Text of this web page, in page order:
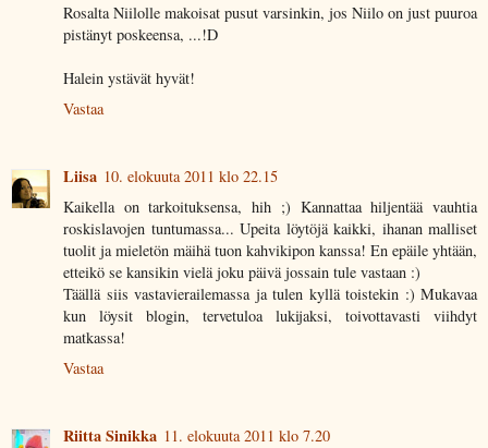
Rosalta Niilolle makoisat pusut varsinkin, jos Niilo on just puuroa
pistänyt poskeensa, ...!D
Halein ystävät hyvät!
Vastaa
Liisa 10. elokuuta 2011 klo 22.15
Kaikella on tarkoituksensa, hih ;) Kannattaa hiljentää vauhtia
roskislavojen tuntumassa... Upeita löytöjä kaikki, ihanan malliset
tuolit ja mieletön mäihä tuon kahvikipon kanssa! En epäile yhtään,
etteikö se kansikin vielä joku päivä jossain tule vastaan :)
Täällä siis vastavierailemassa ja tulen kyllä toistekin :) Mukavaa
kun löysit blogin, tervetuloa lukijaksi, toivottavasti viihdyt
matkassa!
Vastaa
Riitta Sinikka 11. elokuuta 2011 klo 7.20